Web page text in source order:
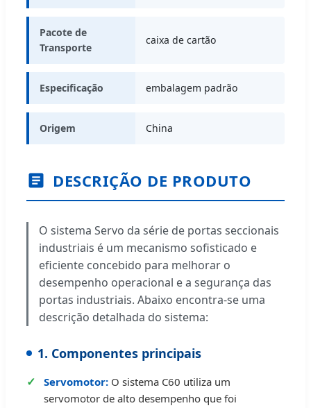
Pacote de
Transporte
caixa de cartão
Especificação embalagem padrão
Origem China
DESCRIÇÃO DE PRODUTO
O sistema Servo da série de portas seccionais
industriais é um mecanismo sofisticado e
eficiente concebido para melhorar o
desempenho operacional e a segurança das
portas industriais. Abaixo encontra-se uma
descrição detalhada do sistema:
1. Componentes principais
Servomotor: O sistema C60 utiliza um
servomotor de alto desempenho que foi